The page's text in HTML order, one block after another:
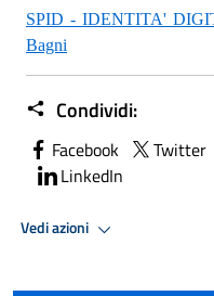
SPID - IDENTITA'
Bagni
Condividi:
Facebook Twitter
LinkedIn
Vedi azioni